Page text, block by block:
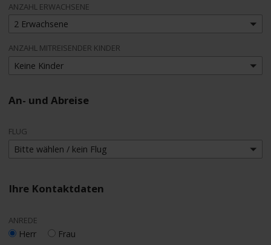
ANZAHL ERWACHSENE
2 Erwachsene
ANZAHL MITREISENDER KINDER
Keine Kinder
An- und Abreise
FLUG
Bitte wählen / kein Flug
Ihre Kontaktdaten
ANREDE
Herr Frau